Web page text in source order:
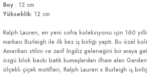
Boy : 12 cm
Yükseklik: 12 cm
Ralph Lauren, en yeni sofra koleksiyonu için 160
markası Burleigh ile ilk kez iş birliği yaptı. Bu özel
Amerikan stilini ve zarif İngiliz geleneğini bir araya
özgü blok baskı batik kumaşlardan ilham alan
ölçekli çiçek motifleri, Ralph Lauren x Burleigh iş